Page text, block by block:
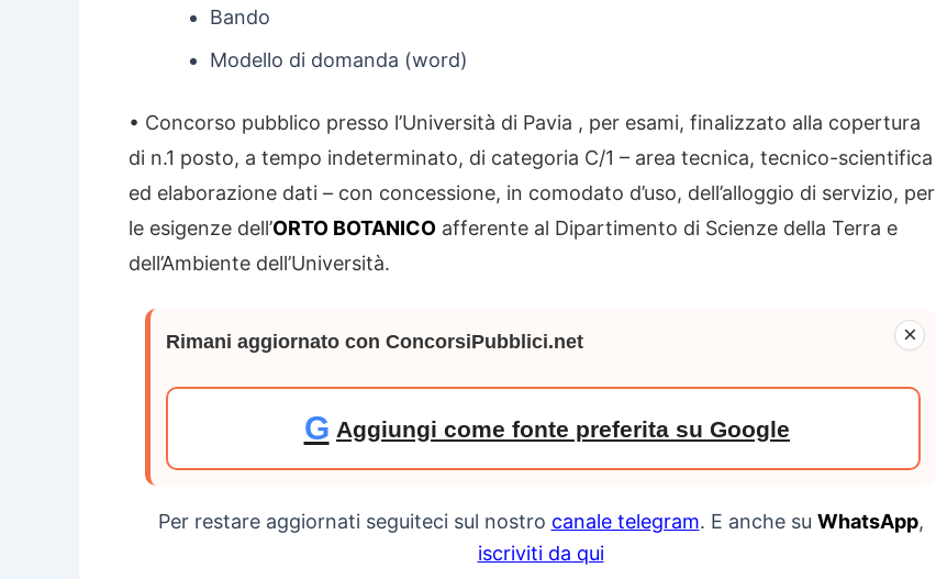
Bando
Modello di domanda (word)
• Concorso pubblico presso l’Università di Pavia , per esami, finalizzato alla copertura
di n.1 posto, a tempo indeterminato, di categoria C/1 – area tecnica, tecnico-scientifica
ed elaborazione dati – con concessione, in comodato d’uso, dell’alloggio di servizio, per
le esigenze dell’ORTO BOTANICO afferente al Dipartimento di Scienze della Terra e
dell’Ambiente dell’Università.
×
Rimani aggiornato con ConcorsiPubblici.net
G Aggiungi come fonte preferita su Google
Per restare aggiornati seguiteci sul nostro canale telegram. E anche su WhatsApp,
iscriviti da qui